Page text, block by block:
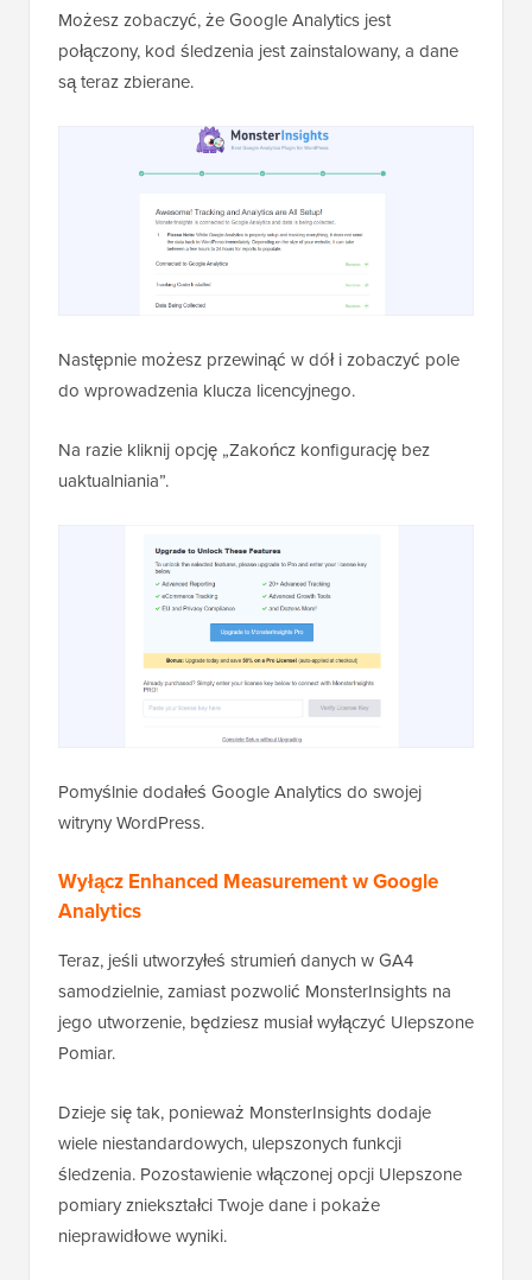
Możesz zobaczyć, że Google Analytics jest
połączony, kod śledzenia jest zainstalowany, a dane
są teraz zbierane.
Następnie możesz przewinąć w dół i zobaczyć pole
do wprowadzenia klucza licencyjnego.
Na razie kliknij opcję „Zakończ konfigurację bez
uaktualniania”.
Pomyślnie dodałeś Google Analytics do swojej
witryny WordPress.
Wyłącz Enhanced Measurement w Google
Analytics
Teraz, jeśli utworzyłeś strumień danych w GA4
samodzielnie, zamiast pozwolić MonsterInsights na
jego utworzenie, będziesz musiał wyłączyć Ulepszone
Pomiar.
Dzieje się tak, ponieważ MonsterInsights dodaje
wiele niestandardowych, ulepszonych funkcji
śledzenia. Pozostawienie włączonej opcji Ulepszone
pomiary zniekształci Twoje dane i pokaże
nieprawidłowe wyniki.